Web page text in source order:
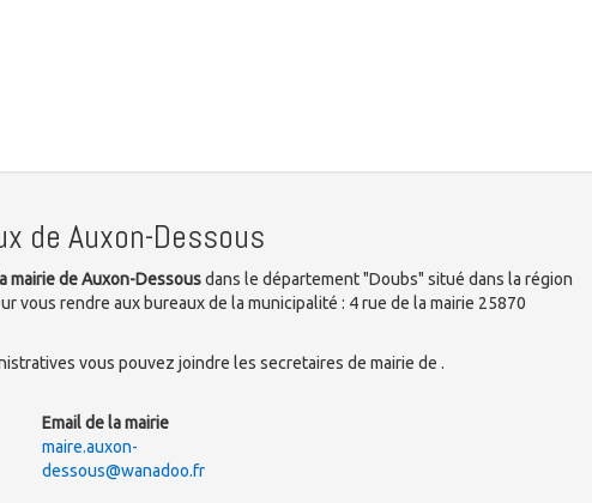
de Auxon-Dessous
mairie de Auxon-Dessousdans le département "Doubs" situé dans la région
vous rendre aux bureaux de la municipalité : 4 rue de la mairie 25870
vous pouvez joindre les secretaires de mairie de .
Email de la mairie
maire.auxon-
dessous@wanadoo.fr